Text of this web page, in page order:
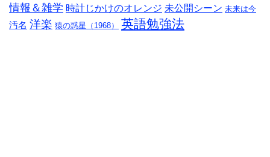
情報＆雑学 時計じかけのオレンジ 未公開シーン 未来は今
汚名 洋楽 猿の惑星（1968） 英語勉強法